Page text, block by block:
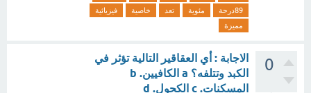
89درحة
مئوية تعد خاصية
فيزيائية
مميزة
0
الاجابة : أي العقاقير التالية تؤثر في
الكبد وتتلفه؟ a الكافيين. b
المسكنات. c الكحول. d